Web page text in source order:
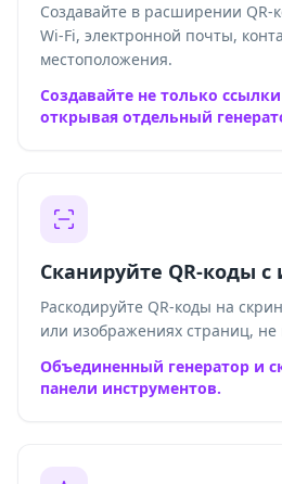
Создавайте в расширении QR-
Wi-Fi, электронной почты,
местоположения.
Создавайте не только
открывая отдельный
Сканируйте QR-коды
Раскодируйте QR-коды на
или изображениях страниц, не
Объединенный генератор и
панели инструментов.